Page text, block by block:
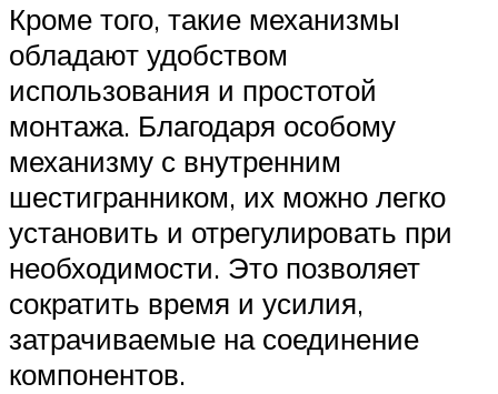
Кроме того, такие механизмы
обладают удобством
использования и простотой
монтажа. Благодаря особому
механизму с внутренним
шестигранником, их можно легко
установить и отрегулировать при
необходимости. Это позволяет
сократить время и усилия,
затрачиваемые на соединение
компонентов.